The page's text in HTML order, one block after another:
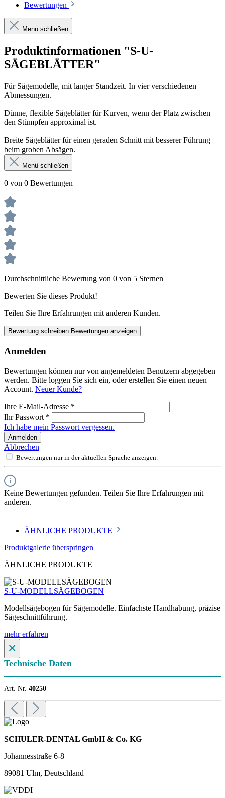
Bewertungen
Menü schließen
Produktinformationen "S-U-
SÄGEBLÄTTER"
Für Sägemodelle, mit langer Standzeit. In vier verschiedenen
Abmessungen.
Dünne, flexible Sägeblätter für Kurven, wenn der Platz zwischen
den Stümpfen approximal ist.
Breite Sägeblätter für einen geraden Schnitt mit besserer Führung
beim groben Absägen.
Menü schließen
0 von 0 Bewertungen
Durchschnittliche Bewertung von 0 von 5 Sternen
Bewerten Sie dieses Produkt!
Teilen Sie Ihre Erfahrungen mit anderen Kunden.
Bewertung schreiben Bewertungen anzeigen
Anmelden
Bewertungen können nur von angemeldeten Benutzern abgegeben
werden. Bitte loggen Sie sich ein, oder erstellen Sie einen neuen
Account. Neuer Kunde?
Ihre E-Mail-Adresse *
Ihr Passwort *
Ich habe mein Passwort vergessen.
Anmelden
Abbrechen
Bewertungen nur in der aktuellen Sprache anzeigen.
Keine Bewertungen gefunden. Teilen Sie Ihre Erfahrungen mit
anderen.
ÄHNLICHE PRODUKTE
Produktgalerie überspringen
ÄHNLICHE PRODUKTE
S-U-MODELLSÄGEBOGEN
Modellsägebogen für Sägemodelle. Einfachste Handhabung, präzise
Sägeschnittführung.
mehr erfahren
×
Technische Daten
Art. Nr. 40250
SCHULER-DENTAL GmbH & Co. KG
Johannesstraße 6-8
89081 Ulm, Deutschland